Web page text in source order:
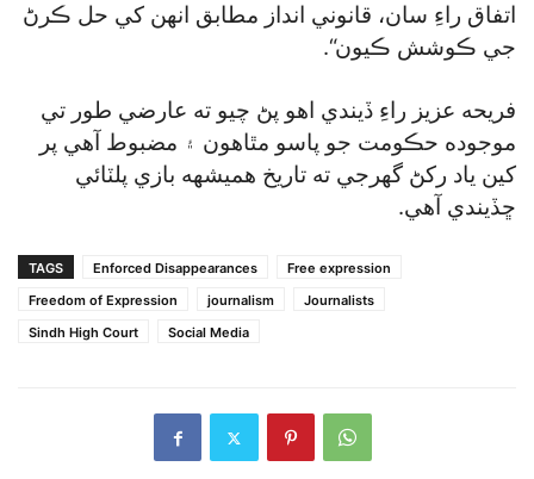
اتفاق راءِ سان، قانوني انداز مطابق انهن کي حل ڪرڻ
جي ڪوشش ڪيون“.
فريحه عزيز راءِ ڏيندي اهو پڻ چيو ته عارضي طور تي
موجوده حڪومت جو پاسو مٿاهون ۽ مضبوط آهي پر
کين ياد رکڻ گھرجي ته تاريخ هميشهه بازي پلٽائي
ڇڏيندي آهي.
TAGS Enforced Disappearances
Free expression
Freedom of Expression
journalism
Journalists
Sindh High Court
Social Media